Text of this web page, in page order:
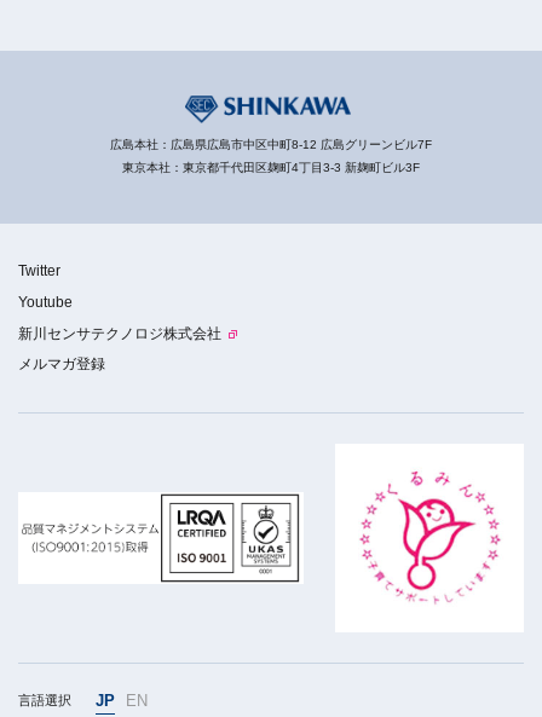
広島本社：広島県広島市中区中町8-12 広島グリーンビル7F
東京本社：東京都千代田区麹町4丁目3-3 新麹町ビル3F
Twitter
Youtube
新川センサテクノロジ株式会社
メルマガ登録
言語選択 JP EN